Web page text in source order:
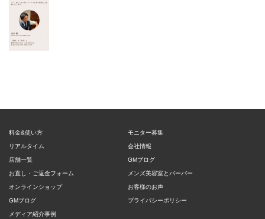
料金&使い方
リアルタイム
店舗一覧
お直し・ご返金フォーム
オンラインショップ
GMブログ
メディア紹介事例
モニター募集
会社情報
GMブログ
メンズ美容室とバーバー
お客様のお声
プライバシーポリシー